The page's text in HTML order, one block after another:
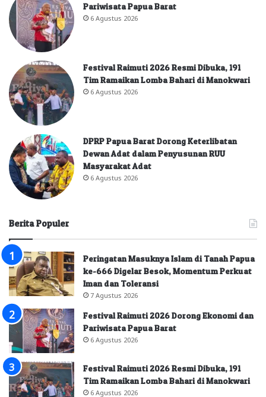
Pariwisata Papua Barat
6 Agustus 2026
Festival Raimuti 2026 Resmi Dibuka, 191
Tim Ramaikan Lomba Bahari di Manokwari
6 Agustus 2026
DPRP Papua Barat Dorong Keterlibatan
Dewan Adat dalam Penyusunan RUU
Masyarakat Adat
6 Agustus 2026
Berita Populer
Peringatan Masuknya Islam di Tanah Papua
ke-666 Digelar Besok, Momentum Perkuat
Iman dan Toleransi
7 Agustus 2026
Festival Raimuti 2026 Dorong Ekonomi dan
Pariwisata Papua Barat
6 Agustus 2026
Festival Raimuti 2026 Resmi Dibuka, 191
Tim Ramaikan Lomba Bahari di Manokwari
6 Agustus 2026